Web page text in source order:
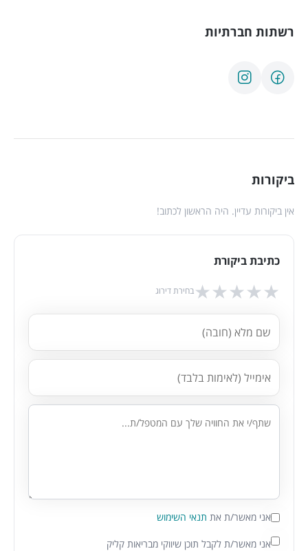
רשתות חברתיות
ביקורות
אין ביקורות עדיין. היה הראשון לכתוב!
כתיבת ביקורת
★★★★★ בחירת דירוג
אני מאשר/ת את תנאי השימוש
אני מאשר/ת לקבל תוכן שיווקי מבריאות קליק